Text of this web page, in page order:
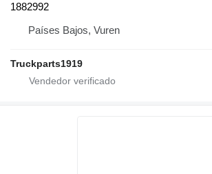
1882992
Países Bajos, Vuren
Truckparts1919